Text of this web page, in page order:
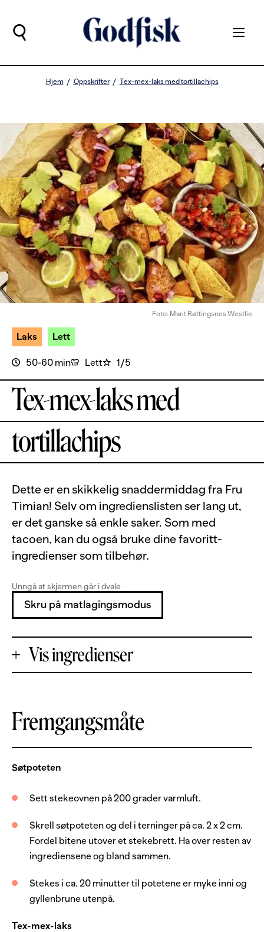
Hjem Oppskrifter Tex-mex-laks med tortillachips
Foto: Marit Røttingsnes Westlie
Laks Lett
50-60 min Lett 1/5
Tex-mex-laks med
tortillachips
Dette er en skikkelig snaddermiddag fra Fru
Timian! Selv om ingredienslisten ser lang ut,
er det ganske så enkle saker. Som med
tacoen, kan du også bruke dine favoritt-
ingredienser som tilbehør.
Unngå at skjermen går i dvale
Skru på matlagingsmodus
Vis ingredienser
Porsjoner
500 g
Søtpotet
Fremgangsmåte
Søtpoteten
Sett stekeovnen på 200 grader varmluft.
Skrell søtpoteten og del i terninger på ca. 2 x 2 cm.
Fordel bitene utover et stekebrett. Ha over resten av
ingrediensene og bland sammen.
Stekes i ca. 20 minutter til potetene er myke inni og
gyllenbrune utenpå.
Tex-mex-laks